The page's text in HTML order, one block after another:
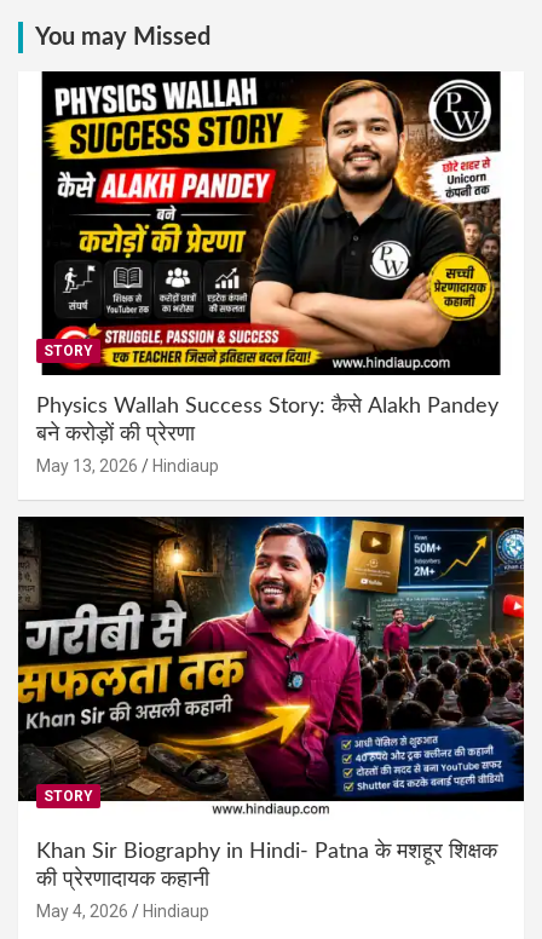
You may Missed
STORY
Physics Wallah Success Story: कैसे Alakh Pandey
बने करोड़ों की प्रेरणा
May 13, 2026 Hindiaup
STORY
Khan Sir Biography in Hindi- Patna के मशहूर शिक्षक
की प्रेरणादायक कहानी
May 4, 2026 Hindiaup